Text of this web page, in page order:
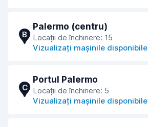
B
Palermo (centru)
Locații de închiriere: 15
Vizualizați mașinile disponibile
C
Portul Palermo
Locații de închiriere: 5
Vizualizați mașinile disponibile